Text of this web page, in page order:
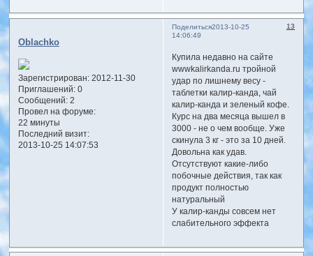
Поделиться 13
2013-10-25
14:06:49
Oblachko
Зарегистрирован: 2012-11-30
Приглашений:0
Сообщений:2
Провел на форуме:
22 минуты
Последний визит:
2013-10-25 14:07:53
Купила недавно на сайте
wwwkalirkanda.ru тройной
удар по лишнему весу -
таблетки калир-канда, чай
калир-канда и зеленый кофе.
Курс на два месяца вышел в
3000 - не о чем вообще. Уже
скинула 3 кг - это за 10 дней.
Довольна как удав.
Отсутствуют какие-либо
побочные действия, так как
продукт полностью
натуральный
У калир-канды совсем нет
слабительного эффекта